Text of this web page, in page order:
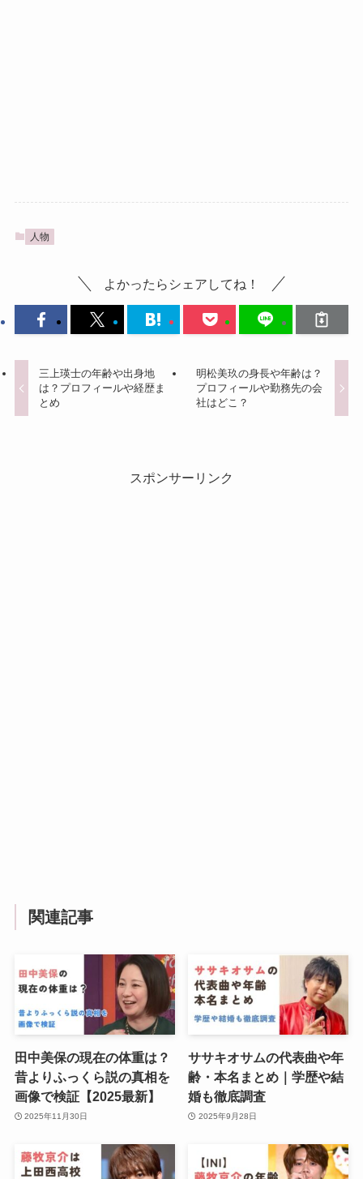
人物
よかったらシェアしてね！
三上瑛士の年齢や出身地
は？プロフィールや経歴ま
とめ
明松美玖の身長や年齢は？
プロフィールや勤務先の会
社はどこ？
スポンサーリンク
関連記事
田中美保の現在の体重は？
昔よりふっくら説の真相を
画像で検証【2025最新】
2025年11月30日
ササキオサムの代表曲や年
齢・本名まとめ｜学歴や結
婚も徹底調査
2025年9月28日